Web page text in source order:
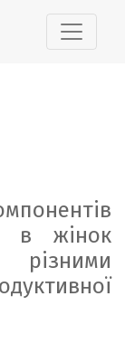
в жінок